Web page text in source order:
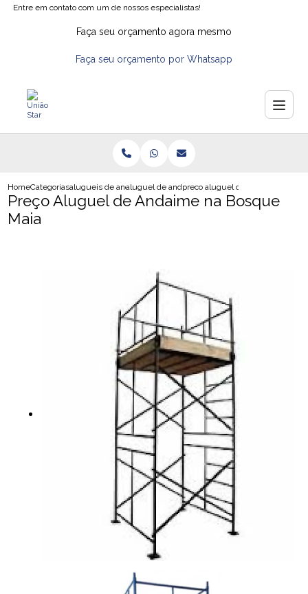
Entre em contato com um de nossos especialistas!
Faça seu orçamento agora mesmo
Faça seu orçamento por Whatsapp
HomeCategoriasalugueis de andaimesaluguel de andaime precopreco aluguel de andaime na
Preço Aluguel de Andaime na Bosque
Maia